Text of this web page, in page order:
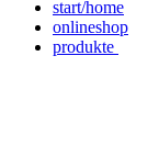
start/home
onlineshop
produkte